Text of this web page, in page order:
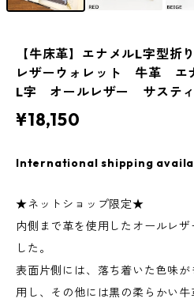
【牛床革】エナメルL字型
レザーウォレット 牛革
L字 オールレザー サステ
¥18,150
International shipping
★ネットショップ限定★
内側まで革を使用したオールレ
した。
表面片側には、落ち着いた色味
用し、その他には黒の柔らかい